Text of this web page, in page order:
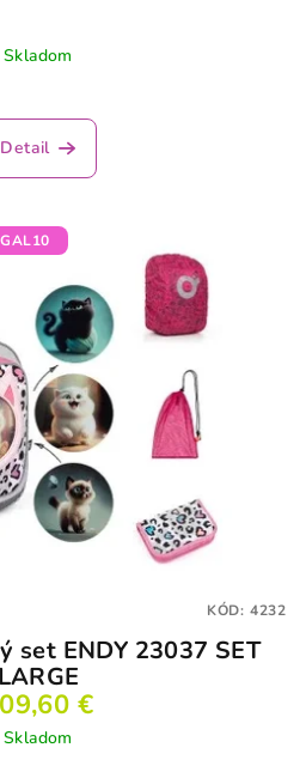
Skladom
Detail
set ENDY 23037 SET
LARGE
€
Skladom
KÓD: 4232